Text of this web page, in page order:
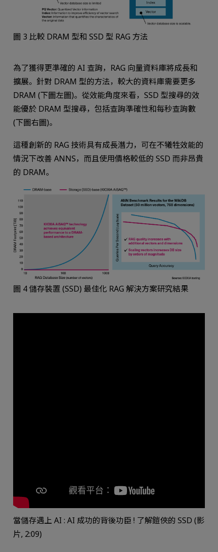
圖 3 比較 DRAM 型和 SSD 型 RAG 方法
為了獲得更準確的 AI 查詢，RAG 向量資料庫將成長和
擴展。針對 DRAM 型的方法，較大的資料庫需要更多
DRAM (下圖左圖)。從效能角度來看，SSD 型搜尋的效
能優於 DRAM 型搜尋，包括查詢準確性和每秒查詢數
(下圖右圖)。
這種創新的 RAG 技術具有成長潛力，可在不犧牲效能的
情況下改善 ANNS，而且使用價格較低的 SSD 而非昂貴
的 DRAM。
圖 4 儲存裝置 (SSD) 最佳化 RAG 解決方案研究結果
當儲存遇上 AI : AI 成功的背後功臣 ! 了解鎧俠的 SSD (影
片, 2:09)